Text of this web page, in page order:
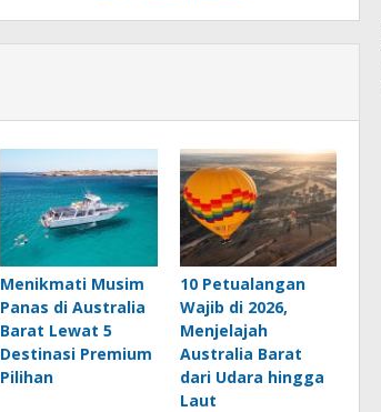
Menikmati Musim
Panas di Australia
Barat Lewat 5
Destinasi Premium
Pilihan
10 Petualangan
Wajib di 2026,
Menjelajah
Australia Barat
dari Udara hingga
Laut